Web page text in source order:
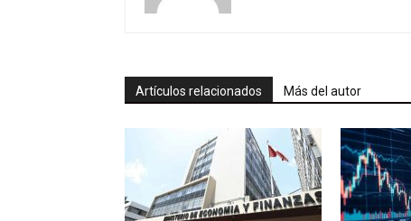
Artículos relacionados Más del autor